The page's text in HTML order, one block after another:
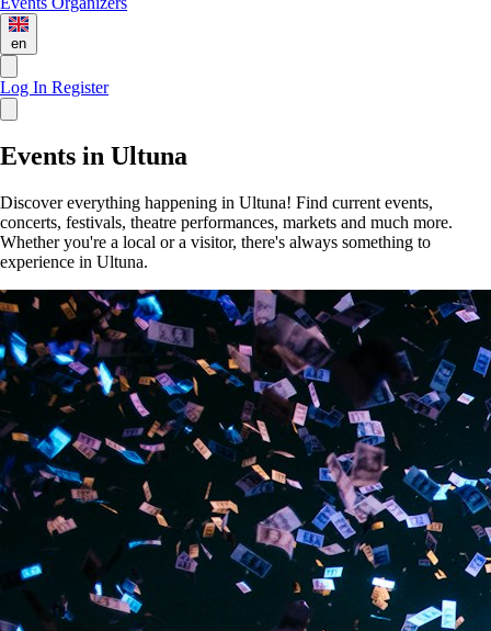
en
Log In Register
Events in Ultuna
Discover everything happening in Ultuna! Find current events,
concerts, festivals, theatre performances, markets and much more.
Whether you're a local or a visitor, there's always something to
experience in Ultuna.